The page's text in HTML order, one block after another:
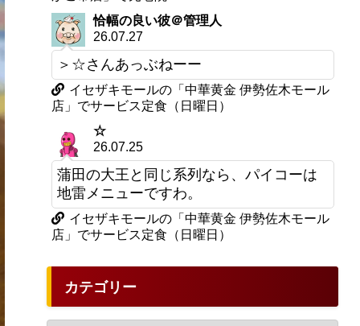
恰幅の良い彼＠管理人
26.07.27
＞☆さんあっぶねーー
イセザキモールの「中華黄金 伊勢佐木モール
店」でサービス定食（日曜日）
☆
26.07.25
蒲田の大王と同じ系列なら、パイコーは
地雷メニューですわ。
イセザキモールの「中華黄金 伊勢佐木モール
店」でサービス定食（日曜日）
カテゴリー